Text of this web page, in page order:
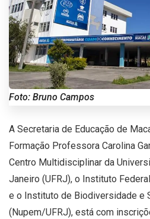
Foto: Bruno Campos
A Secretaria de Educação de
Formação Professora Carolina
Centro Multidisciplinar da
Janeiro (UFRJ), o Instituto
e o Instituto de Biodiversidade e
(Nupem/UFRJ), está com